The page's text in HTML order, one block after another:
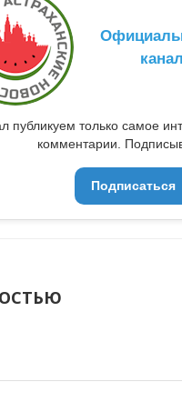
публикуем только самое
комментарии.
Подписаться